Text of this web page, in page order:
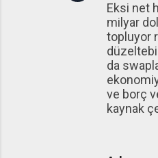
Eksi net
milyar
topluyor
da
ve borç
kaynak